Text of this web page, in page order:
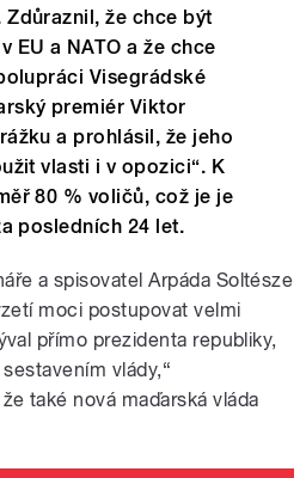
že chce být
EU a NATO a že chce
Visegrádské
premiér Viktor
a prohlásil, že jeho
vlasti i v opozici“. K
80 % voličů, což je je
posledních 24 let.
a spisovatel Arpáda Soltésze
moci postupovat velmi
přímo prezidenta republiky,
vlády,“
také nová maďarská vláda